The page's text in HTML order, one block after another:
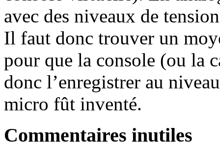
avec des niveaux de
Il faut donc trouver un
pour que la console (ou la
donc l’enregistrer au
micro fût inventé.
Commentaires inutiles